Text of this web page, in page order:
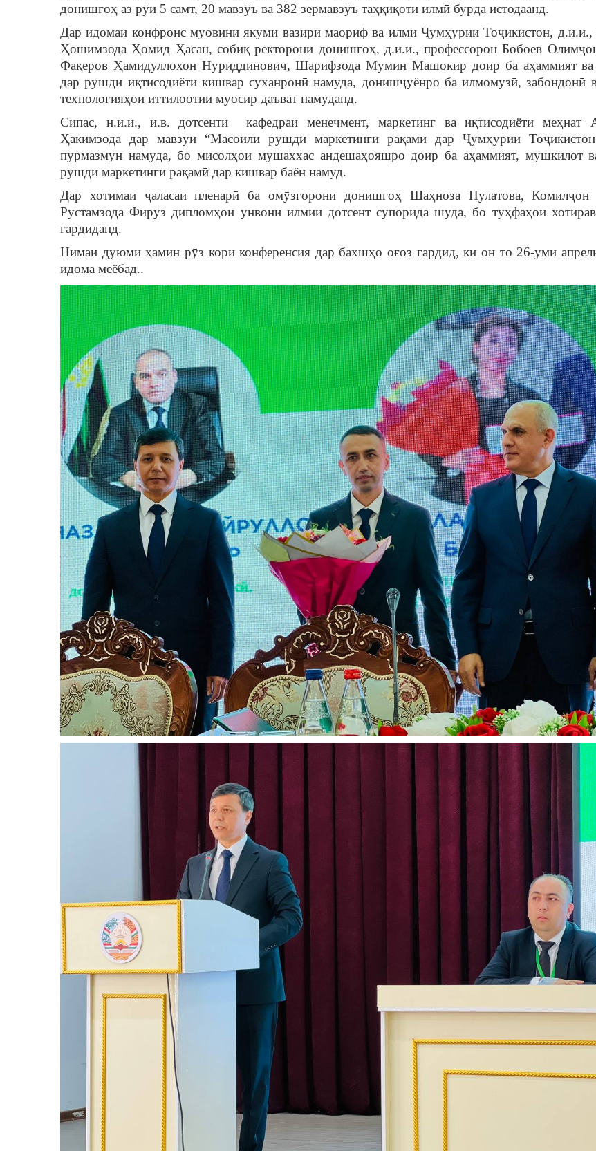
донишгоҳ аз рӯи 5 самт, 20 мавзӯъ ва 382 зермавзӯъ таҳқиқоти илмӣ бурда истодаанд.
Дар идомаи конфронс муовини якуми вазири маориф ва илми Ҷумҳурии Тоҷикистон, д.и.и.,
Ҳошимзода Ҳомид Ҳасан, собиқ ректорони донишгоҳ, д.и.и., профессорон Бобоев
Фақеров Ҳамидуллохон Нуриддинович, Шарифзода Мумин Машокир доир ба аҳаммият
дар рушди иқтисодиёти кишвар суханронӣ намуда, донишҷӯёнро ба илмомӯзӣ, забондонӣ
технологияҳои иттилоотии муосир даъват намуданд.
Сипас, н.и.и., и.в. дотсенти кафедраи менеҷмент, маркетинг ва иқтисодиёти меҳнат
Ҳакимзода дар мавзуи “Масоили рушди маркетинги рақамӣ дар Ҷумҳурии
пурмазмун намуда, бо мисолҳои мушаххас андешаҳояшро доир ба аҳаммият, мушкилот
рушди маркетинги рақамӣ дар кишвар баён намуд.
Дар хотимаи ҷаласаи пленарӣ ба омӯзгорони донишгоҳ Шаҳноза Пулатова,
Рустамзода Фирӯз дипломҳои унвони илмии дотсент супорида шуда, бо туҳфаҳои
гардиданд.
Нимаи дуюми ҳамин рӯз кори конференсия дар бахшҳо оғоз гардид, ки он то 26-уми
идома меёбад..